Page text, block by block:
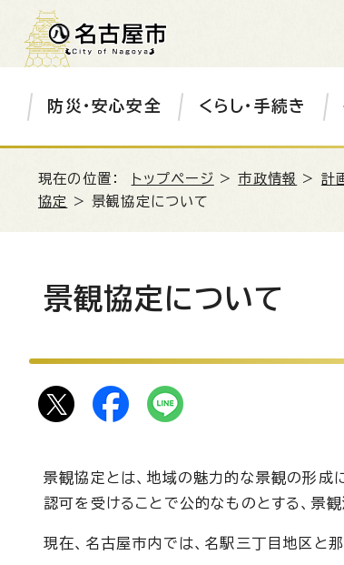
防災・安心安全 くらし・手続き
現在の位置： トップページ >市政情報 > 計
協定
> 景観協定について
景観協定について
景観協定とは、地域の魅力的な景観の形成
認可を受けることで公的なものとする、景
現在、名古屋市内では、名駅三丁目地区と